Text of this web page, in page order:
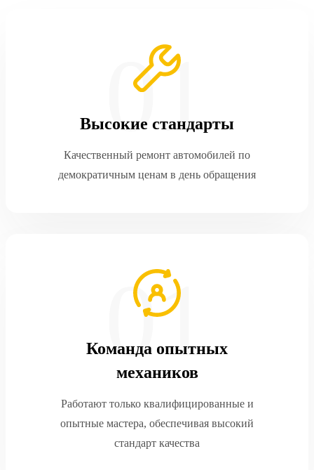
Высокие стандарты
Качественный ремонт автомобилей по
демократичным ценам в день обращения
Команда опытных
механиков
Работают только квалифицированные и
опытные мастера, обеспечивая высокий
стандарт качества